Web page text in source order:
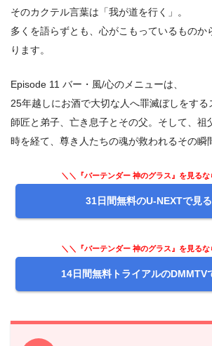
そのカクテル言葉は「我が道を行く」。
多くを語らずとも、心がこもっているものか
ります。
Episode 11 バー・風/心のメニューは、
25年越しにお酒で大切な人へ罪滅ぼしをする
師匠と弟子、亡き息子とその父。そして、祖
時を経て、尊き人たちの魂が救われるその瞬
＼＼『バーテンダー 神のグラス』を見る
31日間無料のU-NEXTで見る
＼＼『バーテンダー 神のグラス』を見る
14日間無料トライアルのDMMTV